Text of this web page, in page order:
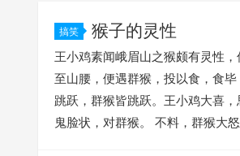
狸不慌不忙：“你是要洗衣粉阿，
不慌不忙：“你是要胖的啊，还是
搞笑 猴子的灵性
王小鸡素闻峨眉山之猴颇有灵性
至山腰，便遇群猴，投以食，食
跳跃，群猴皆跳跃。王小鸡大喜
鬼脸状，对群猴。 不料，群猴大